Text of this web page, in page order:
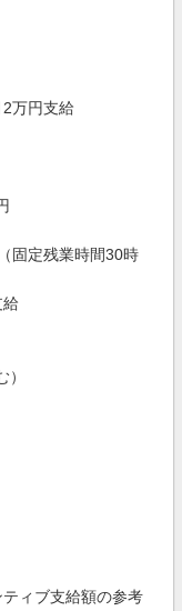
万円支給
固定残業時間30時
ィブ支給額の参考